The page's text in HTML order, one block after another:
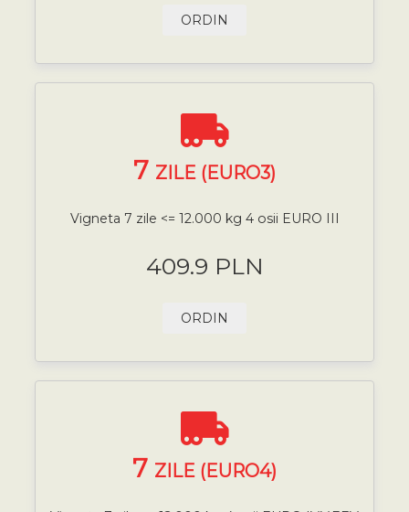
ORDIN
7 ZILE (EURO3)
Vigneta 7 zile <= 12.000 kg 4 osii EURO III
409.9 PLN
ORDIN
7 ZILE (EURO4)